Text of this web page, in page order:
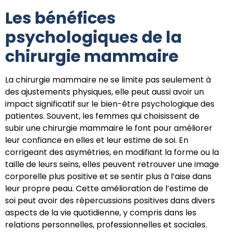
Les bénéfices
psychologiques de la
chirurgie mammaire
La chirurgie mammaire ne se limite pas seulement à
des ajustements physiques, elle peut aussi avoir un
impact significatif sur le bien-être psychologique des
patientes. Souvent, les femmes qui choisissent de
subir une chirurgie mammaire le font pour améliorer
leur confiance en elles et leur estime de soi. En
corrigeant des asymétries, en modifiant la forme ou la
taille de leurs seins, elles peuvent retrouver une image
corporelle plus positive et se sentir plus à l’aise dans
leur propre peau. Cette amélioration de l’estime de
soi peut avoir des répercussions positives dans divers
aspects de la vie quotidienne, y compris dans les
relations personnelles, professionnelles et sociales.